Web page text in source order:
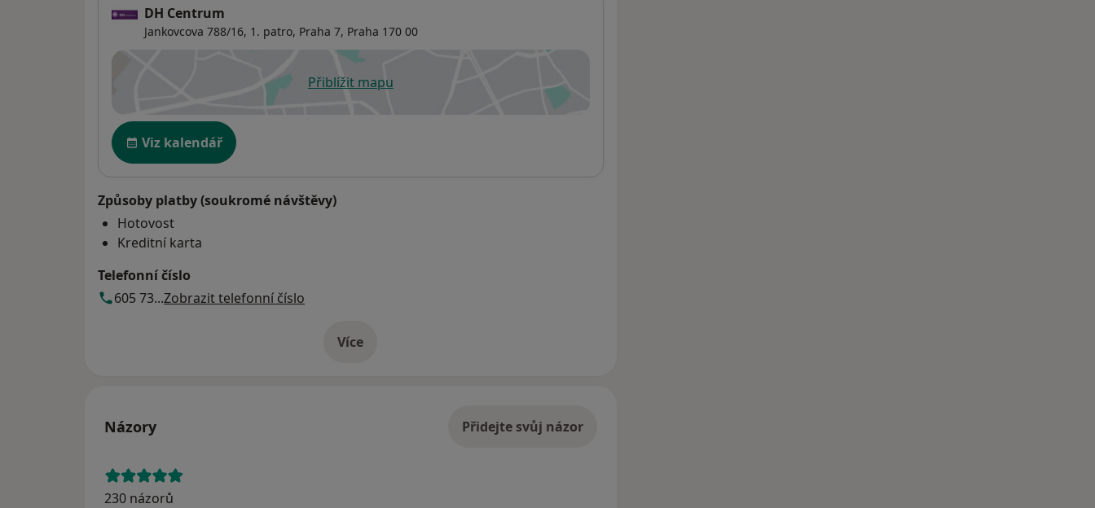
DH Centrum
Jankovcova 788/16, 1. patro, Praha 7, Praha 170 00
Přiblížit mapuse otevře v nové záložce
Dostupnost
Viz kalendář
Způsoby platby (soukromé návštěvy)
Hotovost
Kreditní karta
Telefonní číslo
605 73...Zobrazit telefonní číslo
Víceo adrese
Názory Přidejte svůj názor
230 názorů